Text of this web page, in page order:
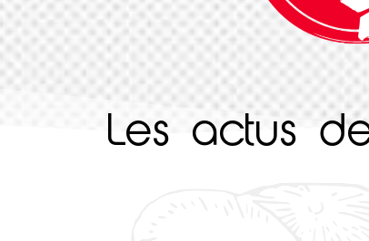
Les actus